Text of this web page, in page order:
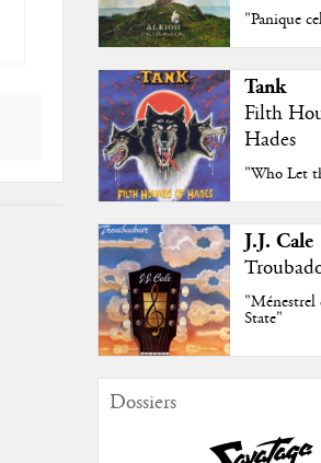
"Panique
Tank
Filth
Hades
"Who Let
J.J. Cale
"Ménestrel
State"
Dossiers